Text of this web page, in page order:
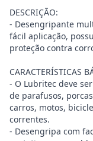
DESCRIÇÃO:
- Desengripante
fácil aplicação,
proteção contra
CARACTERÍSTICAS
- O Lubritec deve
de parafusos,
carros, motos,
correntes.
- Desengripa com